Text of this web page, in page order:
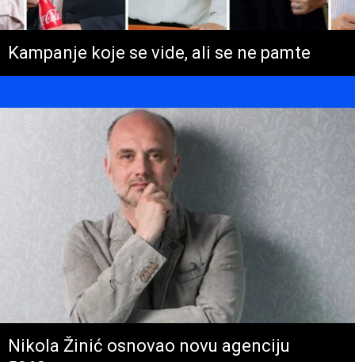
Kampanje koje se vide, ali se ne pamte
Nikola Žinić osnovao novu agenciju